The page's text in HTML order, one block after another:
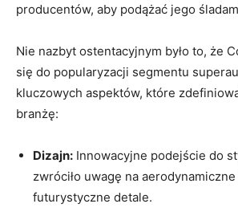
producentów, aby podążać jego
Nie nazbyt ostentacyjnym było to, że
się do popularyzacji segmentu
kluczowych aspektów, które
branżę:
Dizajn: Innowacyjne podejście do
zwróciło uwagę na aerodynamiczne
futurystyczne detale.